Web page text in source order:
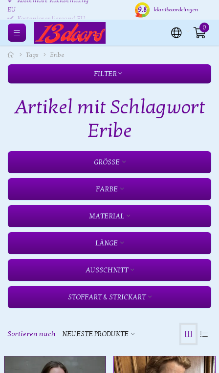
Kostenlose Rücksendung
EU
Versand innerhalb von 24
9.8 klantbeoordelingen
0
Tags Eribe
FILTER
Artikel mit Schlagwort
Eribe
GRÖSSE
FARBE
MATERIAL
LÄNGE
AUSSCHNITT
STOFFART & STRICKART
Sortieren nach NEUESTE PRODUKTE